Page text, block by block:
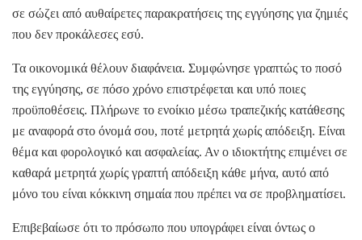
σε σώζει από αυθαίρετες παρακρατήσεις της εγγύησης για ζημιές
που δεν προκάλεσες εσύ.
Τα οικονομικά θέλουν διαφάνεια. Συμφώνησε γραπτώς το ποσό
της εγγύησης, σε πόσο χρόνο επιστρέφεται και υπό ποιες
προϋποθέσεις. Πλήρωνε το ενοίκιο μέσω τραπεζικής κατάθεσης
με αναφορά στο όνομά σου, ποτέ μετρητά χωρίς απόδειξη. Είναι
θέμα και φορολογικό και ασφαλείας. Αν ο ιδιοκτήτης επιμένει σε
καθαρά μετρητά χωρίς γραπτή απόδειξη κάθε μήνα, αυτό από
μόνο του είναι κόκκινη σημαία που πρέπει να σε προβληματίσει.
Επιβεβαίωσε ότι το πρόσωπο που υπογράφει είναι όντως ο